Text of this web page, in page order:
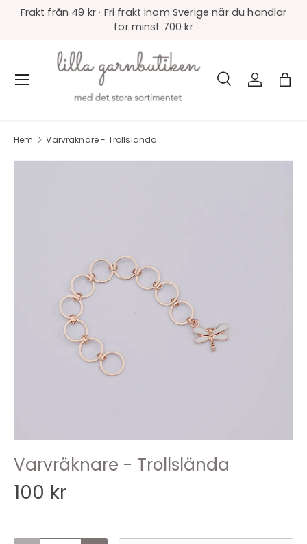
Frakt från 49 kr · Fri frakt inom Sverige när du handlar
för minst 700 kr
Sök
Produkttyp
Sök Logga in
Meny
Hem Varvräknare - Trollslända
Varvräknare - Trollslända
100 kr